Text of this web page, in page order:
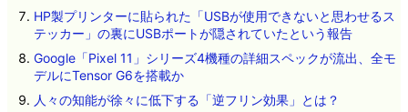
HP製プリンターに貼られた「USBが使用できないと思わせるス
テッカー」の裏にUSBポートが隠されていたという報告
Google「Pixel 11」シリーズ4機種の詳細スペックが流出、全モ
デルにTensor G6を搭載か
人々の知能が徐々に低下する「逆フリン効果」とは？